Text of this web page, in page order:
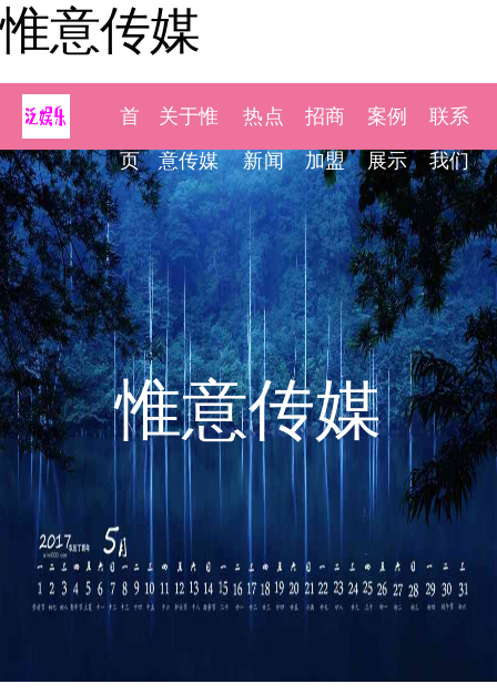
惟意传媒
首
页
关于惟
意传媒
热点
新闻
招商
加盟
案例
展示
联系
我们
惟意传媒